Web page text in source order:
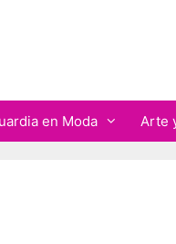
en Moda Arte